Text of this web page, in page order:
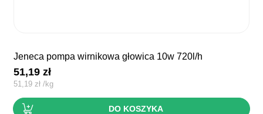
jeneca pompa wirnikowa głowica 10w 720l/h
51,19zł
51,19 zł /kg
DO KOSZYKA